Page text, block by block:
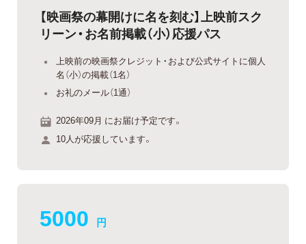
【映画祭の幕開けに名を刻む】上映前スク
リーン・お名前掲載（小）応援パス
上映前の映画祭クレジット・および公式サイトに個人
名（小）の掲載（1名）
お礼のメール（1通）
2026年09月 にお届け予定です。
10人が応援しています。
5000 円